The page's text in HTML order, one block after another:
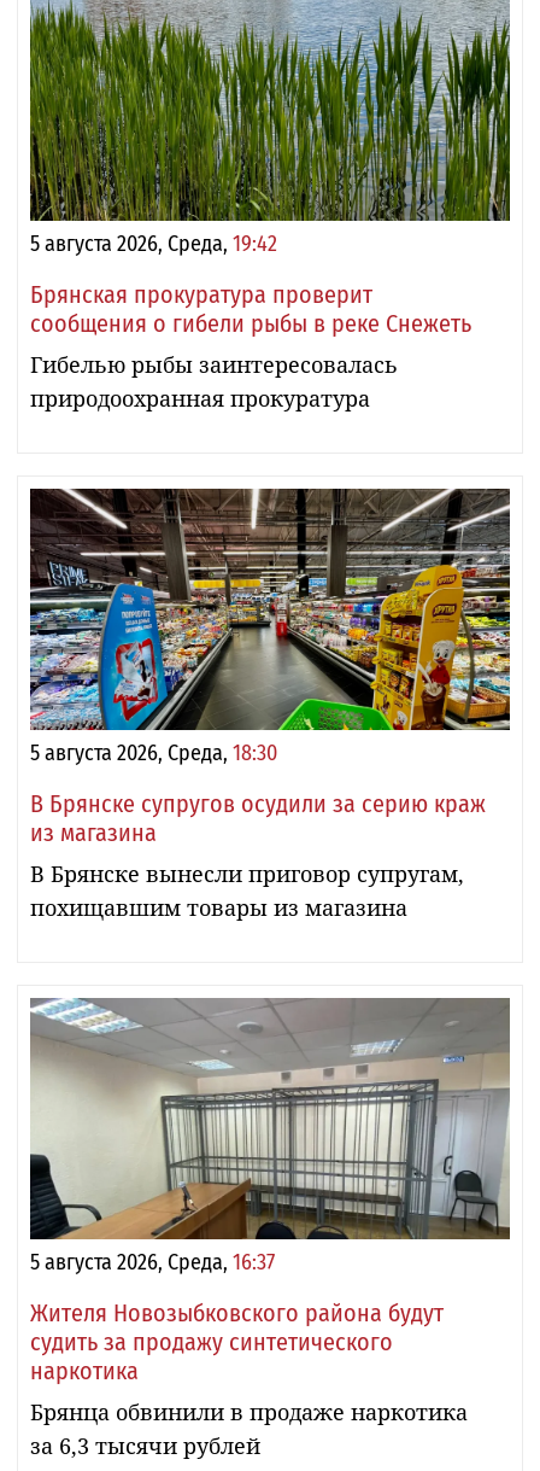
5 августа 2026, Среда, 19:42
Брянская прокуратура проверит
сообщения о гибели рыбы в реке Снежеть
Гибелью рыбы заинтересовалась
природоохранная прокуратура
5 августа 2026, Среда, 18:30
В Брянске супругов осудили за серию краж
из магазина
В Брянске вынесли приговор супругам,
похищавшим товары из магазина
5 августа 2026, Среда, 16:37
Жителя Новозыбковского района будут
судить за продажу синтетического
наркотика
Брянца обвинили в продаже наркотика
за 6,3 тысячи рублей